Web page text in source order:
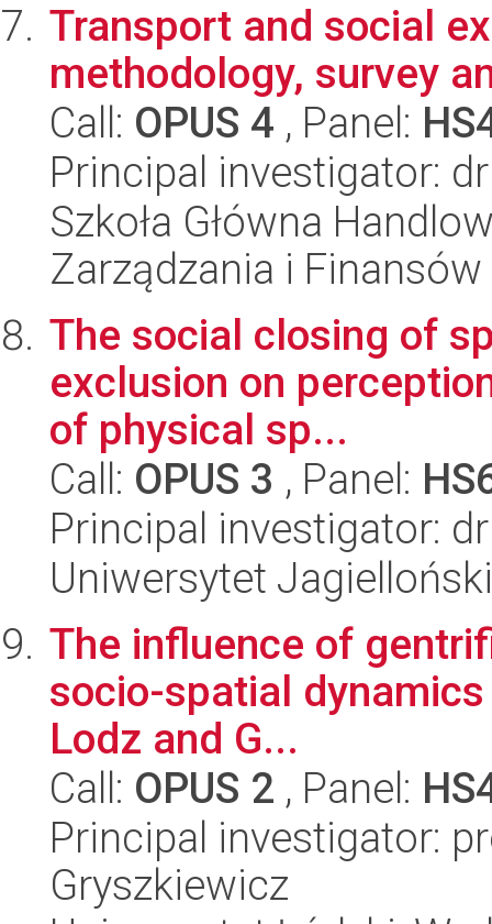
Transport and social
methodology, survey
Call: OPUS 4 , Panel:
Principal investigator:
Szkoła Główna
Zarządzania i Finansów
The social closing of
exclusion on
of physical sp...
Call: OPUS 3 , Panel:
Principal investigator:
Uniwersytet
The influence of
socio-spatial
Lodz and G...
Call: OPUS 2 , Panel:
Principal investigator:
Gryszkiewicz